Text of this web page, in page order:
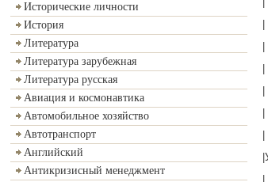
Исторические личности
История
Литература
Литература зарубежная
Литература русская
Авиация и космонавтика
Автомобильное хозяйство
Автотранспорт
Английский
Антикризисный менеджмент